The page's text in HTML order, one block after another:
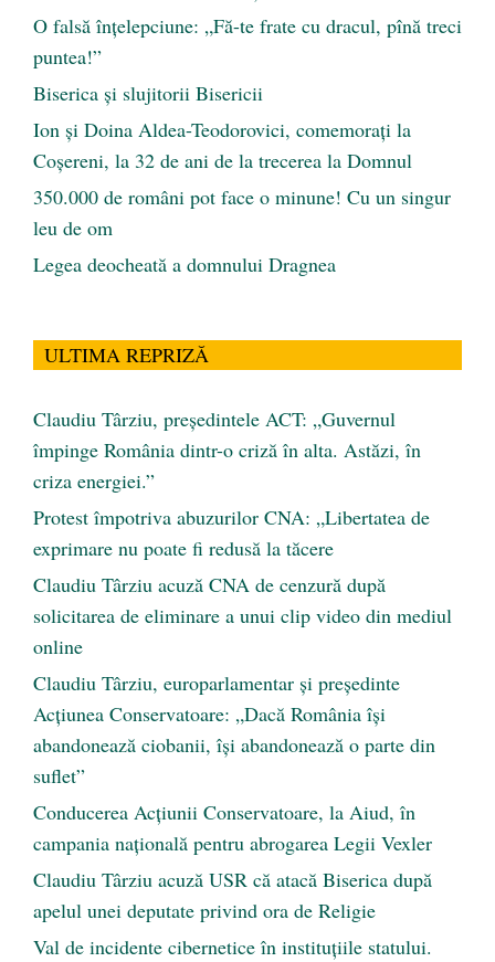
O falsă înțelepciune: „Fă-te frate cu dracul, pînă treci
puntea!”
Biserica și slujitorii Bisericii
Ion și Doina Aldea-Teodorovici, comemorați la
Coșereni, la 32 de ani de la trecerea la Domnul
350.000 de români pot face o minune! Cu un singur
leu de om
Legea deocheată a domnului Dragnea
ULTIMA REPRIZĂ
Claudiu Târziu, președintele ACT: „Guvernul
împinge România dintr-o criză în alta. Astăzi, în
criza energiei.”
Protest împotriva abuzurilor CNA: „Libertatea de
exprimare nu poate fi redusă la tăcere
Claudiu Târziu acuză CNA de cenzură după
solicitarea de eliminare a unui clip video din mediul
online
Claudiu Târziu, europarlamentar și președinte
Acțiunea Conservatoare: „Dacă România își
abandonează ciobanii, își abandonează o parte din
suflet”
Conducerea Acțiunii Conservatoare, la Aiud, în
campania națională pentru abrogarea Legii Vexler
Claudiu Târziu acuză USR că atacă Biserica după
apelul unei deputate privind ora de Religie
Val de incidente cibernetice în instituțiile statului.